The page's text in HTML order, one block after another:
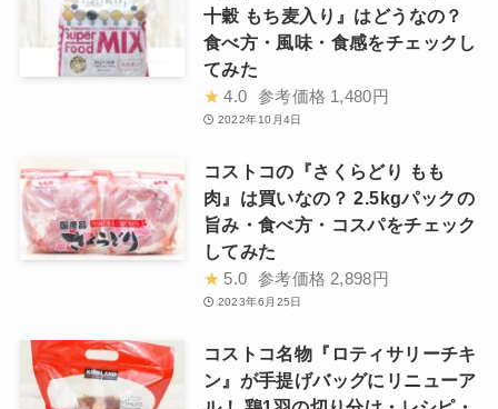
十穀 もち麦入り』はどうなの？
食べ方・風味・食感をチェックし
てみた
★ 4.0 参考価格 1,480円
2022年10月4日
コストコの『さくらどり もも
肉』は買いなの？ 2.5kgパックの
旨み・食べ方・コスパをチェック
してみた
★ 5.0 参考価格 2,898円
2023年6月25日
コストコ名物『ロティサリーチキ
ン』が手提げバッグにリニューア